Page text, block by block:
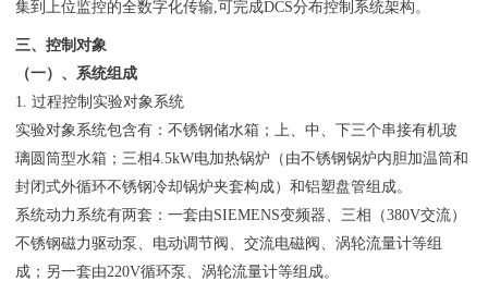
集到上位监控的全数字化传输,可完成DCS分布控制系统架构。
三、控制对象
（一）、系统组成
1. 过程控制实验对象系统
实验对象系统包含有：不锈钢储水箱；上、中、下三个串接有机玻
璃圆筒型水箱；三相4.5kW电加热锅炉（由不锈钢锅炉内胆加温筒和
封闭式外循环不锈钢冷却锅炉夹套构成）和铝塑盘管组成。
系统动力系统有两套：一套由SIEMENS变频器、三相（380V交流）
不锈钢磁力驱动泵、电动调节阀、交流电磁阀、涡轮流量计等组
成；另一套由220V循环泵、涡轮流量计等组成。